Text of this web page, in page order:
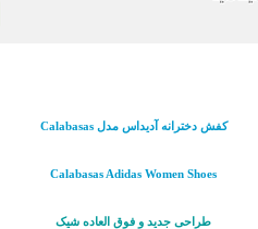
کفش دخترانه آدیداس مدل Calabasas
Calabasas Adidas Women Shoes
طراحی جديد و فوق العاده شيک